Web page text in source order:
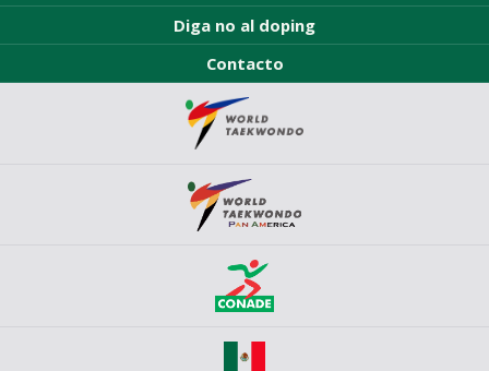
Diga no al doping
Contacto